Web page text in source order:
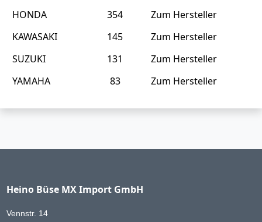
HONDA
354
Zum Hersteller
KAWASAKI
145
Zum Hersteller
SUZUKI
131
Zum Hersteller
YAMAHA
83 Zum Hersteller
Heino Büse MX Import GmbH
Vennstr. 14